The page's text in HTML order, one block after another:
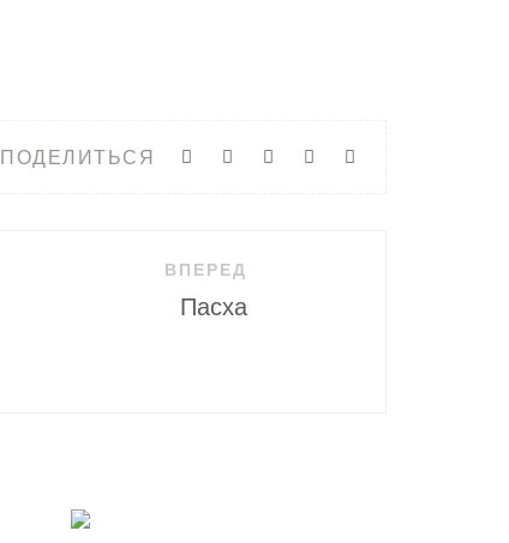
ПОДЕЛИТЬСЯ
ВПЕРЕД
Пасха